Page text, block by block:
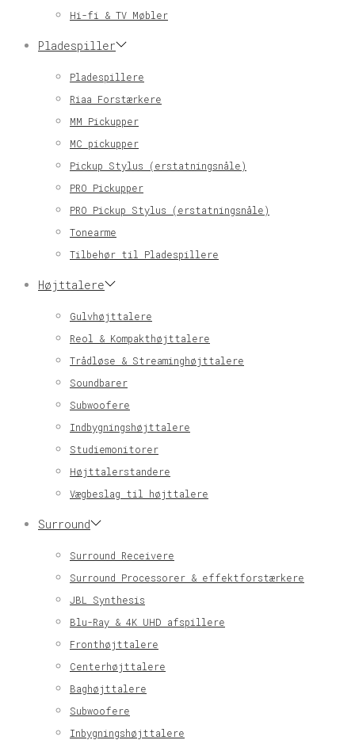
Hi-fi & TV Møbler
Pladespiller
Pladespillere
Riaa Forstærkere
MM Pickupper
MC pickupper
Pickup Stylus (erstatningsnåle)
PRO Pickupper
PRO Pickup Stylus (erstatningsnåle)
Tonearme
Tilbehør til Pladespillere
Højttalere
Gulvhøjttalere
Reol & Kompakthøjttalere
Trådløse & Streaminghøjttalere
Soundbarer
Subwoofere
Indbygningshøjttalere
Studiemonitorer
Højttalerstandere
Vægbeslag til højttalere
Surround
Surround Receivere
Surround Processorer & effektforstærkere
JBL Synthesis
Blu-Ray & 4K UHD afspillere
Fronthøjttalere
Centerhøjttalere
Baghøjttalere
Subwoofere
Inbygningshøjttalere